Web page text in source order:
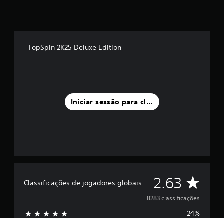
TopSpin 2K25 Deluxe Edition
Iniciar sessão para classificar
Classificações de jogadores globais 2.63 C
l
8283 classificações
24%